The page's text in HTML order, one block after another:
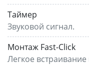
Таймер
Звуковой сигнал.
Монтаж Fast-Click
Легкое